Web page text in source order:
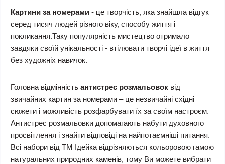
Картини за номерами - це творчість, яка знайшла відгук
серед тисяч людей різного віку, способу життя і
покликання.Таку популярність мистецтво отримало
завдяки своїй унікальності - втілювати творчі ідеї в життя
без художніх навичок.
Головна відмінність антистрес розмальовок від
звичайних картин за номерами – це незвичайні східні
сюжети і можливість розфарбувати їх за своїм настроєм.
Антистрес розмальовки допомагають набути духовного
просвітлення і знайти відповіді на найпотаємніші питання.
Всі набори від ТМ Ідейка відрізняються кольоровою гамою
натуральних природних каменів, тому Ви можете вибрати